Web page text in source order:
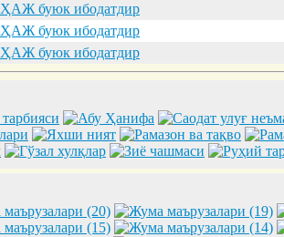
ҲАЖ буюк ибодатдир
ҲАЖ буюк ибодатдир
ҲАЖ буюк ибодатдир